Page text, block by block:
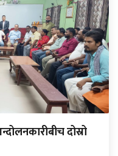
दोस्रो